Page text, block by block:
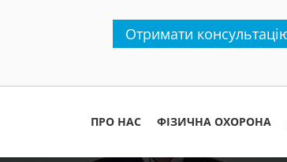
Отримати
ПРО НАС ФІЗИЧНА ОХОРОНА